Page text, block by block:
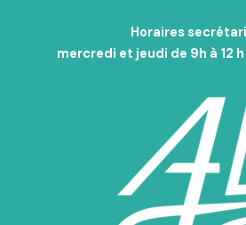
Horaires
mercredi et jeudi de 9h à 12 h